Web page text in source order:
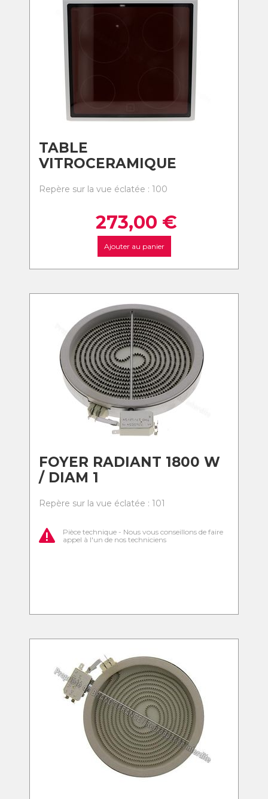
TABLE
VITROCERAMIQUE
Repère sur la vue éclatée : 100
273,00 €
Ajouter au panier
FOYER RADIANT 1800 W
/ DIAM 1
Repère sur la vue éclatée : 101
Pièce technique - Nous vous conseillons de faire
appel à l'un de nos techniciens